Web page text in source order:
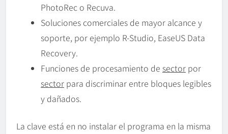
PhotoRec o Recuva.
Soluciones comerciales de mayor alcance y
soporte, por ejemplo R-Studio, EaseUS Data
Recovery.
Funciones de procesamiento de sector por
sector para discriminar entre bloques legibles
y dañados.
La clave está en no instalar el programa en la misma